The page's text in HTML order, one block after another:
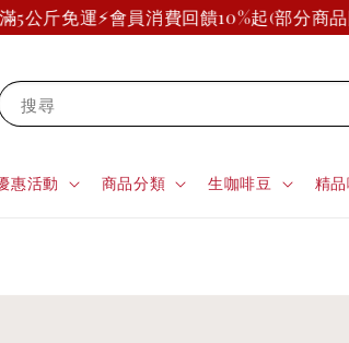
免運⚡會員消費回饋10%起(部分商品除外)
搜尋
惠活動 商品分類 生咖啡豆 精